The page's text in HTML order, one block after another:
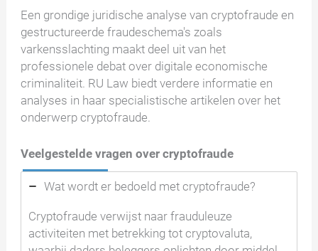
Een grondige juridische analyse van cryptofraude en
gestructureerde fraudeschema's zoals
varkensslachting maakt deel uit van het
professionele debat over digitale economische
criminaliteit. RU Law biedt verdere informatie en
analyses in haar specialistische artikelen over het
onderwerp cryptofraude.
Veelgestelde vragen over cryptofraude
Wat wordt er bedoeld met cryptofraude?
Cryptofraude verwijst naar frauduleuze
activiteiten met betrekking tot cryptovaluta,